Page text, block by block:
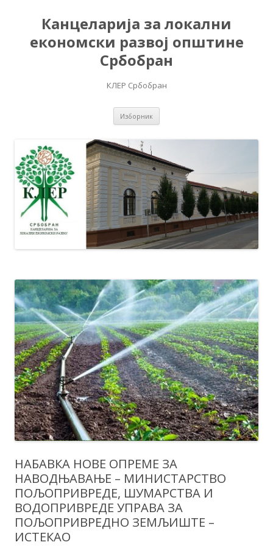
Канцеларија за локални
економски развој општине
Србобран
КЛЕР Србобран
Изборник
НАБАВКА НОВЕ ОПРЕМЕ ЗА
НАВОДЊАВАЊЕ – МИНИСТАРСТВО
ПОЉОПРИВРЕДЕ, ШУМАРСТВА И
ВОДОПРИВРЕДЕ УПРАВА ЗА
ПОЉОПРИВРЕДНО ЗЕМЉИШТЕ –
ИСТЕКАО